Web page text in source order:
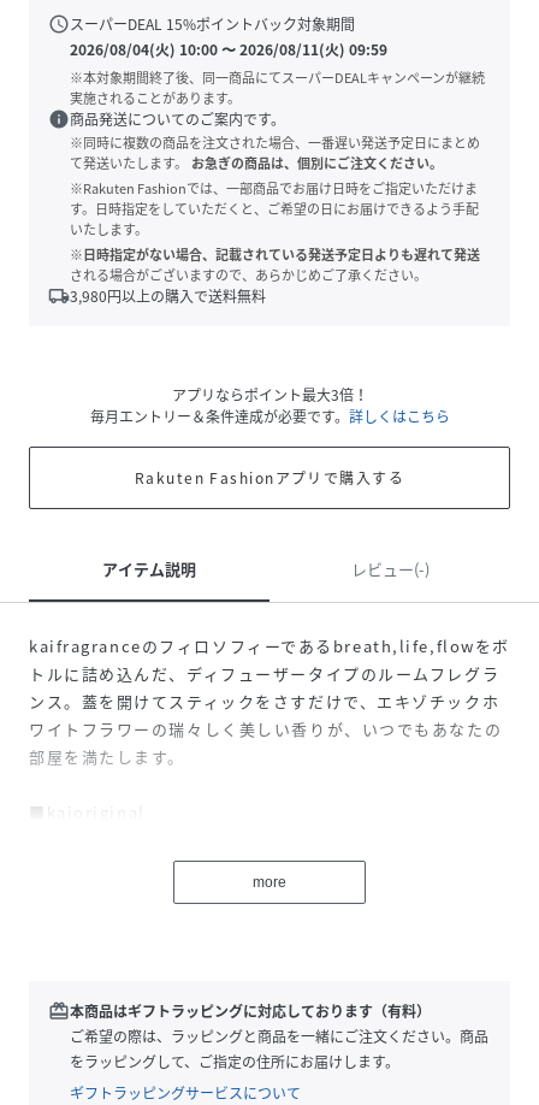
scheduleスーパーDEAL 15%ポイントバック対象期間
2026/08/04(火) 10:00〜2026/08/11(火) 09:59
※本対象期間終了後、同一商品にてスーパーDEALキャンペーンが継続
実施されることがあります。
info商品発送についてのご案内です。
※同時に複数の商品を注文された場合、一番遅い発送予定日にまとめ
て発送いたします。
お急ぎの商品は、個別にご注文ください。
※Rakuten Fashionでは、一部商品でお届け日時をご指定いただけま
す。日時指定をしていただくと、ご希望の日にお届けできるよう手配
いたします。
※日時指定がない場合、記載されている発送予定日よりも遅れて発送
される場合がございますので、あらかじめご了承ください。
local_shipping3,980円以上の購入で送料無料
アプリならポイント最大3倍！
毎月エントリー＆条件達成が必要です。 詳しくはこちら
Rakuten Fashionアプリで購入する
アイテム説明 レビュー(-)
kaifragranceのフィロソフィーであるbreath,life,flowをボ
トルに詰め込んだ、ディフューザータイプのルームフレグラ
ンス。蓋を開けてスティックをさすだけで、エキゾチックホ
ワイトフラワーの瑞々しく美しい香りが、いつでもあなたの
部屋を満たします。
■kaioriginal
す、生花のようなエキゾチックホワイトフラワーの香り。
原産国：アメリカ
内容量：200ml
more
redeem本商品はギフトラッピングに対応しております（有料）
ご希望の際は、ラッピングと商品を一緒にご注文ください。商品
をラッピングして、ご指定の住所にお届けします。
ギフトラッピングサービスについて